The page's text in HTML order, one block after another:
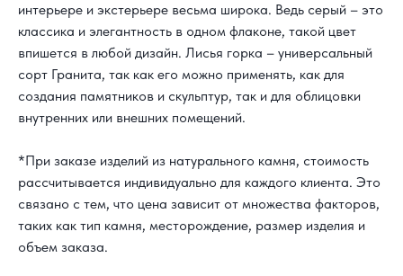
интерьере и экстерьере весьма широка. Ведь серый – это
классика и элегантность в одном флаконе, такой цвет
впишется в любой дизайн. Лисья горка – универсальный
сорт Гранита, так как его можно применять, как для
создания памятников и скульптур, так и для облицовки
внутренних или внешних помещений.
*При заказе изделий из натурального камня, стоимость
рассчитывается индивидуально для каждого клиента. Это
связано с тем, что цена зависит от множества факторов,
таких как тип камня, месторождение, размер изделия и
объем заказа.